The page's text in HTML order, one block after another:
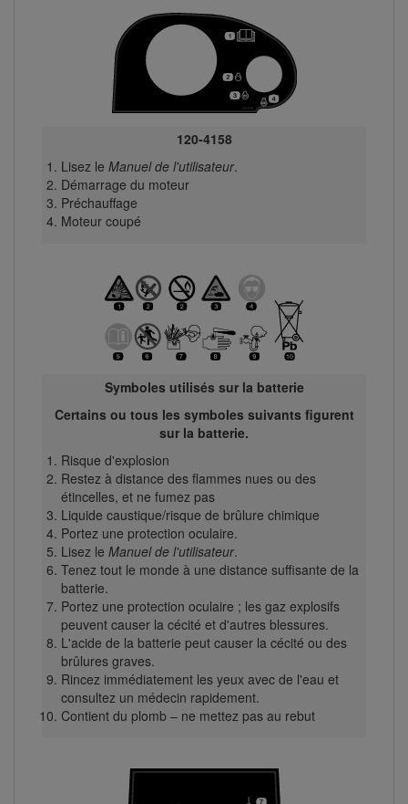
120-4158
Lisez le Manuel de l'utilisateur.
Démarrage du moteur
Préchauffage
Moteur coupé
Symboles utilisés sur la batterie
Certains ou tous les symboles suivants figurent
sur la batterie.
Risque d'explosion
Restez à distance des flammes nues ou des
étincelles, et ne fumez pas
Liquide caustique/risque de brûlure chimique
Portez une protection oculaire.
Lisez le Manuel de l'utilisateur.
Tenez tout le monde à une distance suffisante de la
batterie.
Portez une protection oculaire ; les gaz explosifs
peuvent causer la cécité et d'autres blessures.
L'acide de la batterie peut causer la cécité ou des
brûlures graves.
Rincez immédiatement les yeux avec de l'eau et
consultez un médecin rapidement.
Contient du plomb – ne mettez pas au rebut